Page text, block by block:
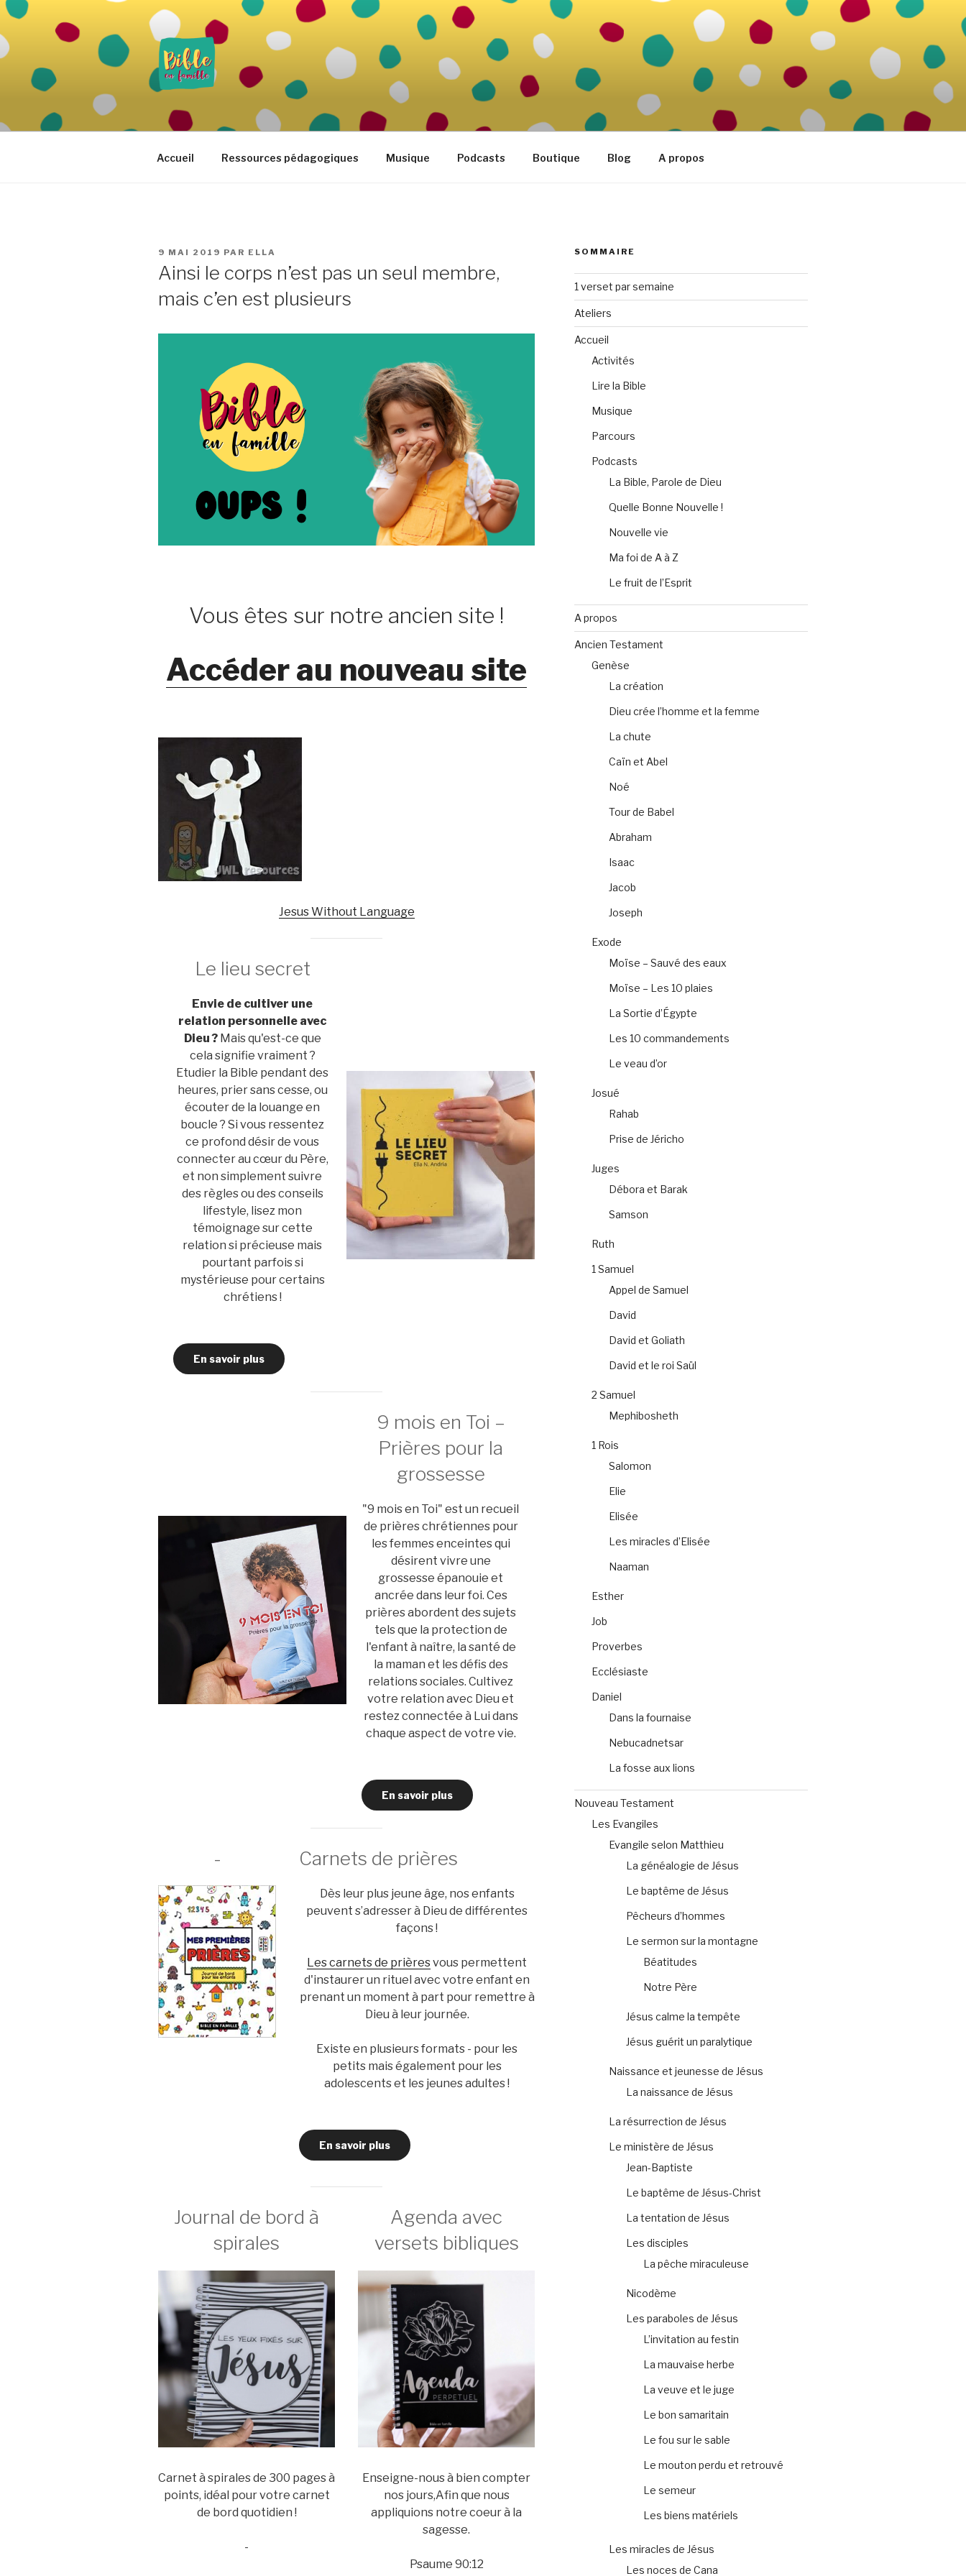
Aller
contenu
principal
BIBLE EN FAMILLE
Vivre la Parole de Dieu au quotidien
Accueil Ressources pédagogiques Musique Podcasts Boutique Blog A propos
PUBLIÉ
9 MAI 2019 PAR ELLA
Ainsi le corps n’est pas un seul membre,
mais c’en est plusieurs
Vous êtes sur notre ancien site !
Accéder au nouveau site
Jesus Without Language
Le lieu secret
Envie de cultiver une
relation personnelle avec
Dieu ? Mais qu'est-ce que
cela signifie vraiment ?
Etudier la Bible pendant des
heures, prier sans cesse, ou
écouter de la louange en
boucle ? Si vous ressentez
ce profond désir de vous
connecter au cœur du Père,
et non simplement suivre
des règles ou des conseils
lifestyle, lisez mon
témoignage sur cette
relation si précieuse mais
pourtant parfois si
mystérieuse pour certains
chrétiens !
En savoir plus
9 mois en Toi –
Prières pour la
grossesse
"9 mois en Toi" est un recueil
de prières chrétiennes pour
les femmes enceintes qui
désirent vivre une
grossesse épanouie et
ancrée dans leur foi. Ces
prières abordent des sujets
tels que la protection de
l'enfant à naître, la santé de
la maman et les défis des
relations sociales. Cultivez
votre relation avec Dieu et
restez connectée à Lui dans
chaque aspect de votre vie.
En savoir plus
- Carnets de prières
Dès leur plus jeune âge, nos enfants
peuvent s’adresser à Dieu de différentes
façons !
Les carnets de prièresvous permettent
d'instaurer un rituel avec votre enfant en
prenant un moment à part pour remettre à
Dieu à leur journée.
Existe en plusieurs formats - pour les
petits mais également pour les
adolescents et les jeunes adultes !
En savoir plus
Journal de bord à
spirales
Carnet à spirales de 300 pages à
points, idéal pour votre carnet
de bord quotidien !
-
Agenda avec
versets bibliques
Enseigne-nous à bien compter
nos jours,Afin que nous
appliquions notre coeur à la
sagesse.
Psaume 90:12
SOMMAIRE
1 verset par semaine
Ateliers
Accueil
Activités
Lire la Bible
Musique
Parcours
Podcasts
La Bible, Parole de Dieu
Quelle Bonne Nouvelle !
Nouvelle vie
Ma foi de A à Z
Le fruit de l’Esprit
A propos
Ancien Testament
Genèse
La création
Dieu crée l’homme et la femme
La chute
Caïn et Abel
Noé
Tour de Babel
Abraham
Isaac
Jacob
Joseph
Exode
Moïse – Sauvé des eaux
Moïse – Les 10 plaies
La Sortie d’Égypte
Les 10 commandements
Le veau d’or
Josué
Rahab
Prise de Jéricho
Juges
Débora et Barak
Samson
Ruth
1 Samuel
Appel de Samuel
David
David et Goliath
David et le roi Saül
2 Samuel
Mephibosheth
1 Rois
Salomon
Elie
Elisée
Les miracles d’Elisée
Naaman
Esther
Job
Proverbes
Ecclésiaste
Daniel
Dans la fournaise
Nebucadnetsar
La fosse aux lions
Nouveau Testament
Les Evangiles
Evangile selon Matthieu
La généalogie de Jésus
Le baptême de Jésus
Pêcheurs d’hommes
Le sermon sur la montagne
Béatitudes
Notre Père
Jésus calme la tempête
Jésus guérit un paralytique
Naissance et jeunesse de Jésus
La naissance de Jésus
La résurrection de Jésus
Le ministère de Jésus
Jean-Baptiste
Le baptême de Jésus-Christ
La tentation de Jésus
Les disciples
La pêche miraculeuse
Nicodème
Les paraboles de Jésus
L’invitation au festin
La mauvaise herbe
La veuve et le juge
Le bon samaritain
Le fou sur le sable
Le mouton perdu et retrouvé
Le semeur
Les biens matériels
Les miracles de Jésus
Les noces de Cana